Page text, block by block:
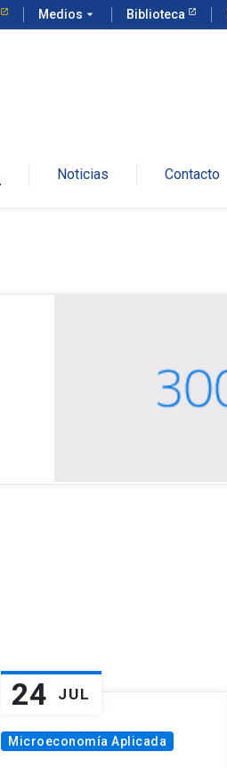
Medios arrow_drop_down Biblioteca
Noticias Contacto
24 JUL
Microeconomía Aplicada